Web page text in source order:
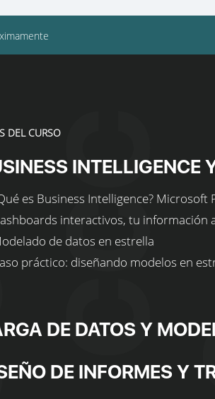
DEL CURSO
INTELLIGENCE
es Business Intelligence? Microsoft
interactivos, tu información
de datos en estrella
práctico: diseñando modelos en
DE DATOS Y
DE INFORMES Y